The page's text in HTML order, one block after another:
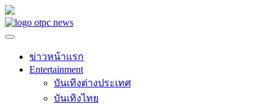
Skip
to
ข่าวหน้าแรก
Entertainment
บันเทิงต่างประเทศ
บันเทิงไทย